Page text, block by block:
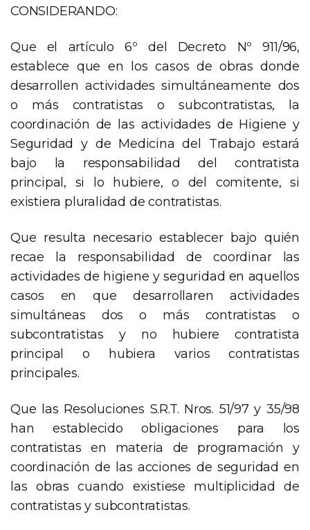
CONSIDERANDO:
Que el artículo 6º del Decreto Nº 911/96,
establece que en los casos de obras donde
desarrollen actividades simultáneamente dos
o más contratistas o subcontratistas, la
coordinación de las actividades de Higiene y
Seguridad y de Medicina del Trabajo estará
bajo la responsabilidad del contratista
principal, si lo hubiere, o del comitente, si
existiera pluralidad de contratistas.
Que resulta necesario establecer bajo quién
recae la responsabilidad de coordinar las
actividades de higiene y seguridad en aquellos
casos en que desarrollaren actividades
simultáneas dos o más contratistas o
subcontratistas y no hubiere contratista
principal o hubiera varios contratistas
principales.
Que las Resoluciones S.R.T. Nros. 51/97 y 35/98
han establecido obligaciones para los
contratistas en materia de programación y
coordinación de las acciones de seguridad en
las obras cuando existiese multiplicidad de
contratistas y subcontratistas.